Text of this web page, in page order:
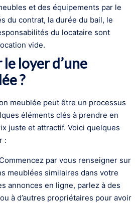
et des équipements par le
du contrat, la durée du bail, le
du locataire sont
vide.
loyer d’une
?
meublée peut être un processus
éléments clés à prendre en
juste et attractif. Voici quelques
:
par vous renseigner sur
meublées similaires dans votre
annonces en ligne, parlez à des
à d’autres propriétaires pour avoir